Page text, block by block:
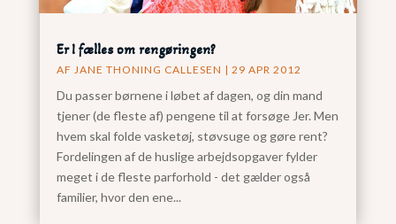
Er I fælles om rengøringen?
AF JANE THONING CALLESEN | 29 APR 2012
Du passer børnene i løbet af dagen, og din mand
tjener (de fleste af) pengene til at forsøge Jer. Men
hvem skal folde vasketøj, støvsuge og gøre rent?
Fordelingen af de huslige arbejdsopgaver fylder
meget i de fleste parforhold - det gælder også
familier, hvor den ene...